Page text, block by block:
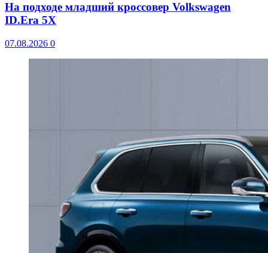
На подходе младший кроссовер Volkswagen
ID.Era 5X
07.08.2026 0